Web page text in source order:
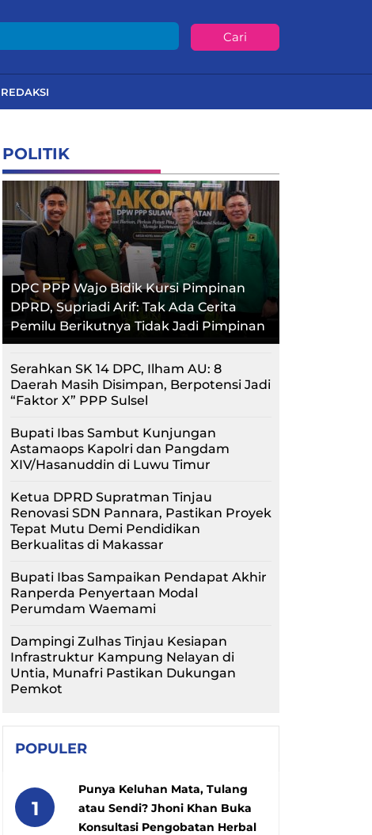
Cari
REDAKSI
POLITIK
DPC PPP Wajo Bidik Kursi Pimpinan
DPRD, Supriadi Arif: Tak Ada Cerita
Pemilu Berikutnya Tidak Jadi Pimpinan
Serahkan SK 14 DPC, Ilham AU: 8
Daerah Masih Disimpan, Berpotensi Jadi
“Faktor X” PPP Sulsel
Bupati Ibas Sambut Kunjungan
Astamaops Kapolri dan Pangdam
XIV/Hasanuddin di Luwu Timur
Ketua DPRD Supratman Tinjau
Renovasi SDN Pannara, Pastikan Proyek
Tepat Mutu Demi Pendidikan
Berkualitas di Makassar
Bupati Ibas Sampaikan Pendapat Akhir
Ranperda Penyertaan Modal
Perumdam Waemami
Dampingi Zulhas Tinjau Kesiapan
Infrastruktur Kampung Nelayan di
Untia, Munafri Pastikan Dukungan
Pemkot
POPULER
1
Punya Keluhan Mata, Tulang
atau Sendi? Jhoni Khan Buka
Konsultasi Pengobatan Herbal